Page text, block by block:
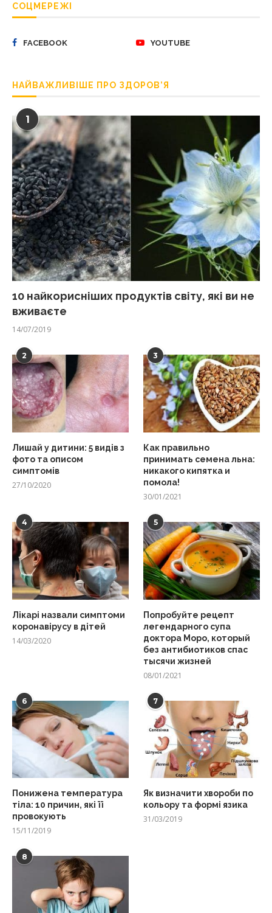
СОЦМЕРЕЖІ
FACEBOOK YOUTUBE
НАЙВАЖЛИВІШЕ ПРО ЗДОРОВ’Я
1
10 найкорисніших продуктів світу, які ви не
вживаєте
14/07/2019
2
Лишай у дитини: 5 видів з
фото та описом
симптомів
27/10/2020
3
Как правильно
принимать семена льна:
никакого кипятка и
помола!
30/01/2021
4
Лікарі назвали симптоми
коронавірусу в дітей
14/03/2020
5
Попробуйте рецепт
легендарного супа
доктора Моро, который
без антибиотиков спас
тысячи жизней
08/01/2021
6
Понижена температура
тіла: 10 причин, які її
провокують
15/11/2019
7
Як визначити хвороби по
кольору та формі язика
31/03/2019
8